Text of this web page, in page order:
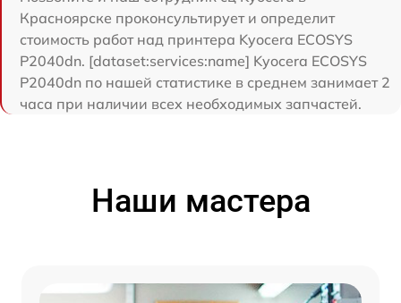
Красноярске проконсультирует и определит
стоимость работ над принтера Kyocera ECOSYS
P2040dn. [dataset:services:name] Kyocera ECOSYS
P2040dn по нашей статистике в среднем занимает 2
часа при наличии всех необходимых запчастей.
Наши мастера